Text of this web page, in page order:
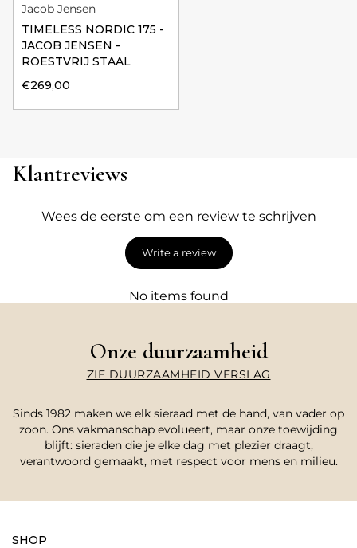
Jacob Jensen
TIMELESS NORDIC 175 -
JACOB JENSEN -
ROESTVRIJ STAAL
€269,00
Klantreviews
Wees de eerste om een review te schrijven
Write a review
No items found
Onze duurzaamheid
ZIE DUURZAAMHEID VERSLAG
Sinds 1982 maken we elk sieraad met de hand, van vader op
zoon. Ons vakmanschap evolueert, maar onze toewijding
blijft: sieraden die je elke dag met plezier draagt,
verantwoord gemaakt, met respect voor mens en milieu.
SHOP